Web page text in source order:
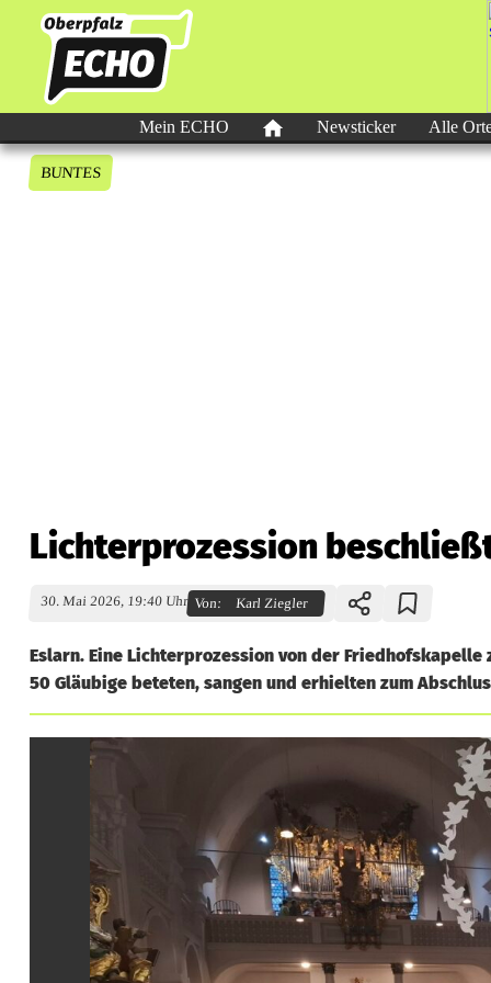
Mein ECHO Newsticker Alle
BUNTES
Lichterprozession
30. Mai 2026, 19:40 Uhr Von: Karl Ziegler
Eslarn. Eine Lichterprozession von der
50 Gläubige beteten, sangen und erhielten zum